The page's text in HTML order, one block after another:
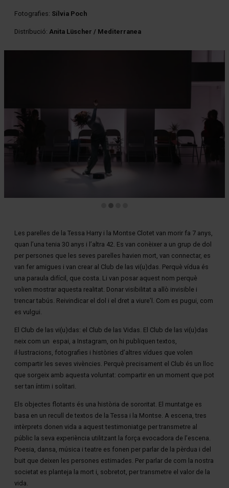
Fotografies: Sílvia Poch
Distribució: Anita Lüscher / Mediterranea
Les parelles de la Tessa Harry i la Montse Clotet van morir fa 7 anys,
quan l’una tenia 30 anys i l’altra 42. Es van conèixer a un grup de dol
per persones que les seves parelles havien mort, van connectar, es
van fer amigues i van crear al Club de las vi(u)das. Perquè vídua és
una paraula difícil, que costa. Li van posar aquest nom perquè
volien mostrar aquesta realitat. Donar visibilitat a allò invisible i
trencar tabús. Reivindicar el dol i el dret a viure’l. Com es pugui, com
es vulgui.
El Club de las vi(u)das: el Club de las Vidas. El Club de las vi(u)das
neix com un espai, a Instagram, on hi publiquen textos,
il·lustracions, fotografies i històries d’altres vídues que volen
compartir les seves vivències. Perquè precisament el Club és un lloc
que sorgeix amb aquesta voluntat: compartir en un moment que pot
ser tan íntim i solitari.
Els objectes flotants és una història de sororitat. El muntatge es
basa en un recull de textos de la Tessa i la Montse. A escena, tres
intèrprets donen vida a aquest testimoniatge per transmetre al
públic la seva experiència utilitzant la força evocadora de l’escena.
Poesia, dansa, música i teatre es fonen per parlar de la pèrdua i del
buit que deixen les persones estimades. Per parlar de com la nostra
societat es planteja la mort i, sobretot, per transmetre el valor de la
vida.